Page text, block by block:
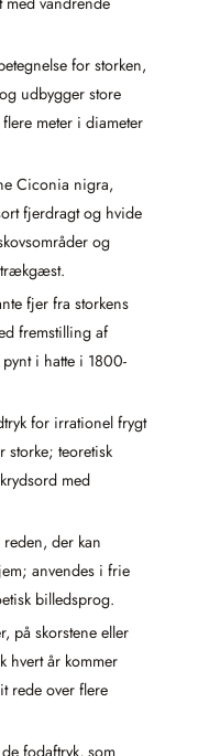
for storken,
udbygger store
meter i diameter
Ciconia nigra,
fjerdragt og hvide
og
trækgæst.
fjer fra storkens
fremstilling af
i hatte i 1800-
for irrationel frygt
storke; teoretisk
med
der kan
anvendes i frie
billedsprog.
på skorstene eller
hvert år kommer
rede over flere
fodaftryk, som